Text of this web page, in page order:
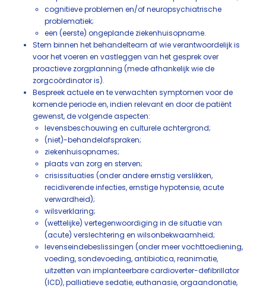
cognitieve problemen en/of neuropsychiatrische
problematiek;
een (eerste) ongeplande ziekenhuisopname.
Stem binnen het behandelteam af wie verantwoordelijk is
voor het voeren en vastleggen van het gesprek over
proactieve zorgplanning (mede afhankelijk wie de
zorgcoördinator is).
Bespreek actuele en te verwachten symptomen voor de
komende periode en, indien relevant en door de patiënt
gewenst, de volgende aspecten:
levensbeschouwing en culturele achtergrond;
(niet)-behandelafspraken;
ziekenhuisopnames;
plaats van zorg en sterven;
crisissituaties (onder andere ernstig verslikken,
recidiverende infecties, ernstige hypotensie, acute
verwardheid);
wilsverklaring;
(wettelijke) vertegenwoordiging in de situatie van
(acute) verslechtering en wilsonbekwaamheid;
levenseindebeslissingen (onder meer vochttoediening,
voeding, sondevoeding, antibiotica, reanimatie,
uitzetten van implanteerbare cardioverter-defibrillator
(ICD), palliatieve sedatie, euthanasie, orgaandonatie,